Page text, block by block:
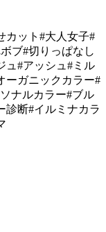
カット#大人女子#
ブ#切りっぱなし
ュ#アッシュ#ミル
ーガニックカラー#
ナルカラー#ブル
診断#イルミナカラ